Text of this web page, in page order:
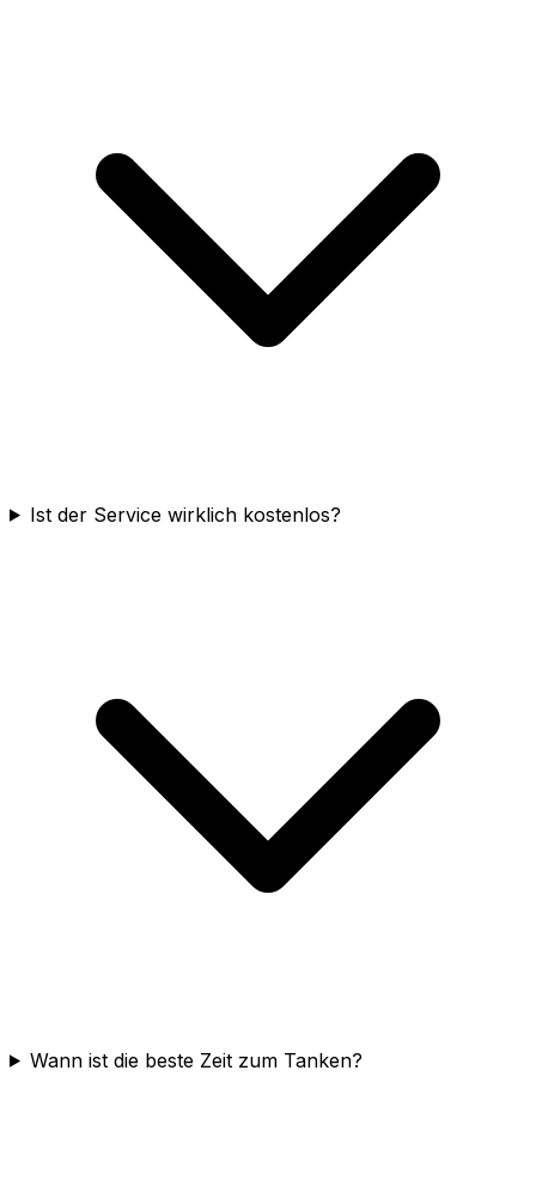
Ist der Service wirklich kostenlos?
Wann ist die beste Zeit zum Tanken?